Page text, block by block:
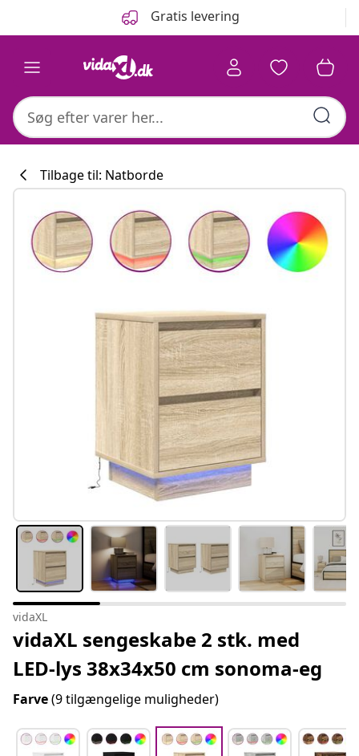
Gratis levering
Tilbage til: Natborde
vidaXL
vidaXL sengeskabe 2 stk. med
LED-lys 38x34x50 cm sonoma-eg
Farve(9 tilgængelige muligheder)